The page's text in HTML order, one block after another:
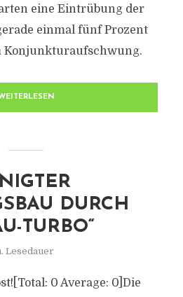
eine Eintrübung der
einmal fünf Prozent
Konjunkturaufschwung.
DURCH
TURBO“
Lesedauer
0 Average: 0]Die